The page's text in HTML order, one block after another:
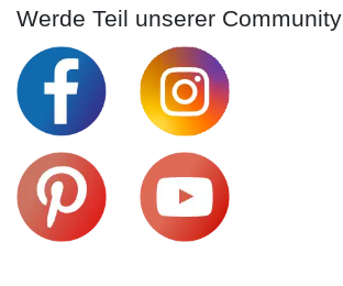
Werde Teil unserer Community